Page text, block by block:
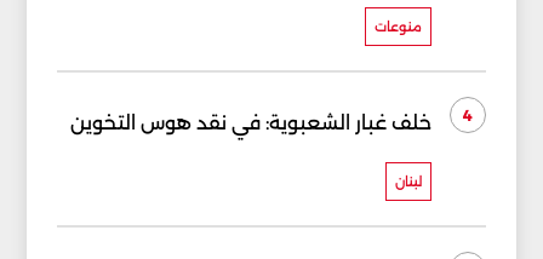
منوعات
4 خلف غبار الشعبوية: في نقد هوس التخوين
لبنان